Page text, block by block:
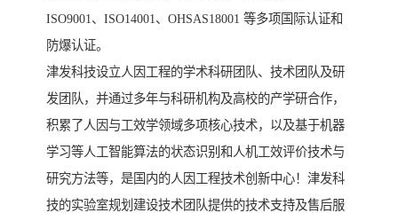
ISO9001、ISO14001、OHSAS18001 等多项国际认证和
防爆认证。
津发科技设立人因工程的学术科研团队、技术团队及研
发团队，并通过多年与科研机构及高校的产学研合作，
积累了人因与工效学领域多项核心技术，以及基于机器
学习等人工智能算法的状态识别和人机工效评价技术与
研究方法等，是国内的人因工程技术创新中心！津发科
技的实验室规划建设技术团队提供的技术支持及售后服